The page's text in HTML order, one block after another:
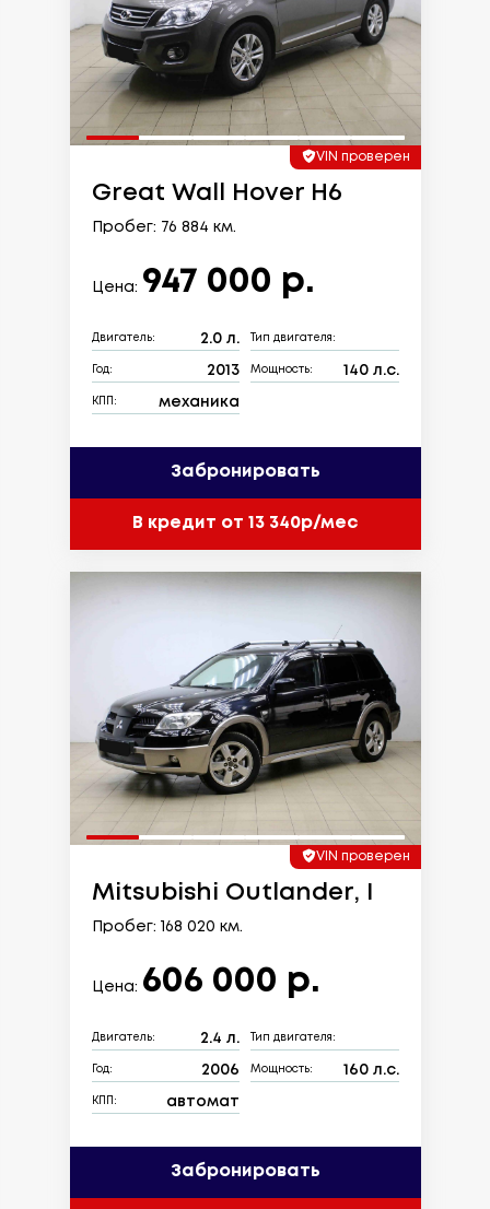
VIN проверен
Great Wall Hover H6
Пробег: 76 884 км.
Цена: 947 000 р.
Двигатель: 2.0 л. Тип двигателя:
Год: 2013 Мощность: 140 л.с.
КПП: механика
Забронировать
В кредит от 13 340р/мес
VIN проверен
Mitsubishi Outlander, I
Пробег: 168 020 км.
Цена: 606 000 р.
Двигатель: 2.4 л. Тип двигателя:
Год: 2006 Мощность: 160 л.с.
КПП: автомат
Забронировать